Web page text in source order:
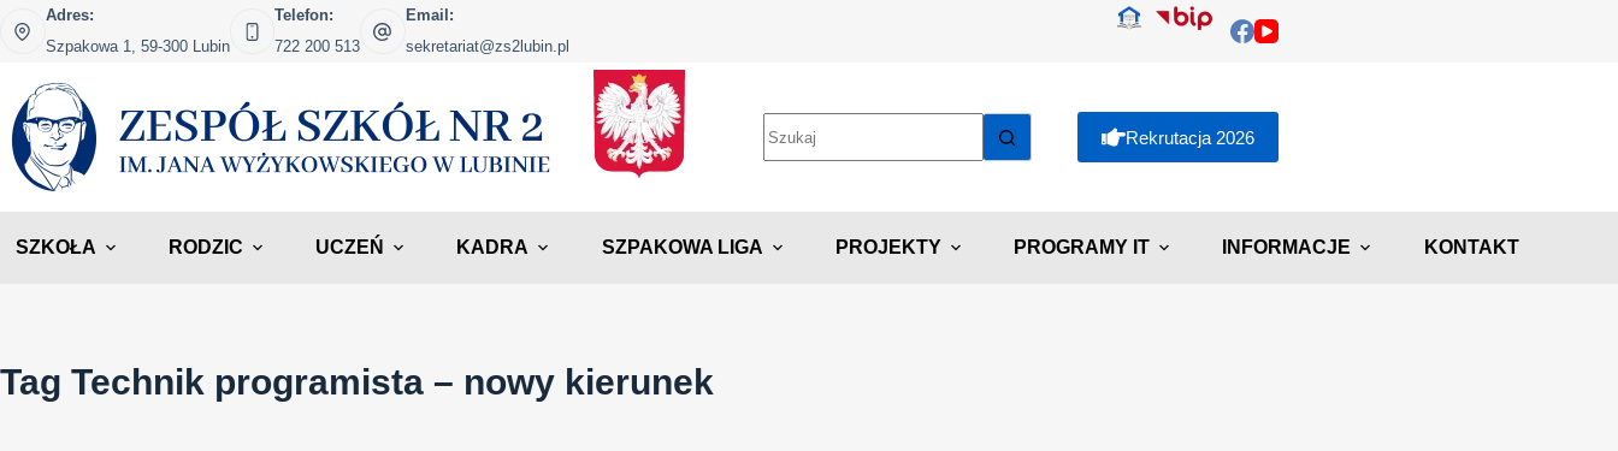
Przejdź
do
Adres:
Szpakowa 1, 59-300 Lubin
Telefon:
722 200 513
Email:
sekretariat@zs2lubin.pl
Rekrutacja 2026
SZKOŁA RODZIC UCZEŃ KADRA SZPAKOWA LIGA PROJEKTY PROGRAMY IT INFORMACJE KONTAKT
Tag Technik programista – nowy kierunek